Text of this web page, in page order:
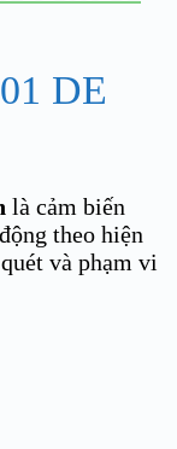
DE
là cảm biến
theo hiện
và phạm vi